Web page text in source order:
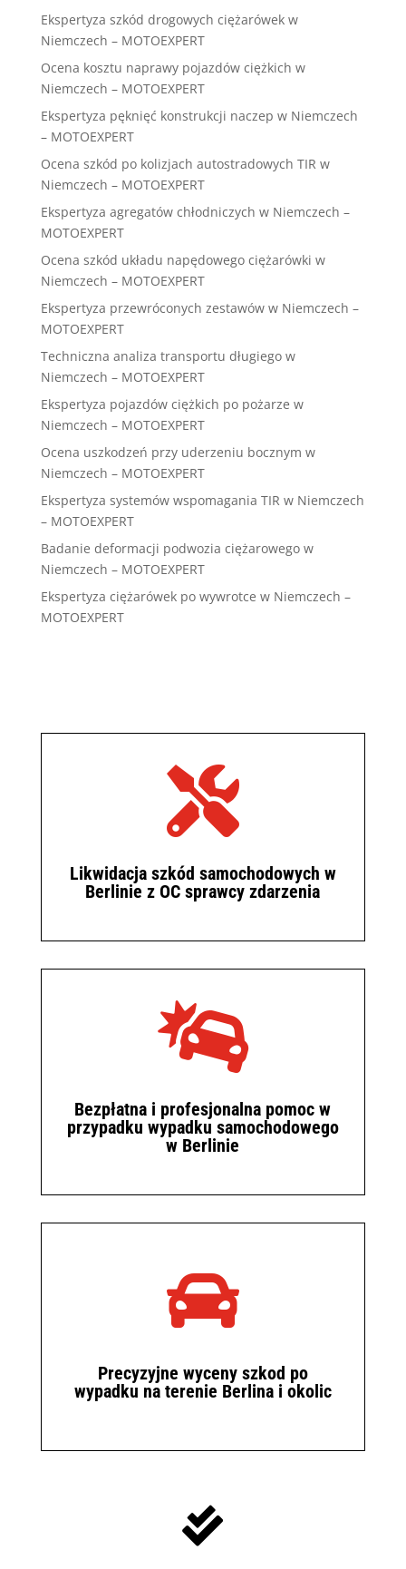
Ekspertyza szkód drogowych ciężarówek w
Niemczech – MOTOEXPERT
Ocena kosztu naprawy pojazdów ciężkich w
Niemczech – MOTOEXPERT
Ekspertyza pęknięć konstrukcji naczep w Niemczech
– MOTOEXPERT
Ocena szkód po kolizjach autostradowych TIR w
Niemczech – MOTOEXPERT
Ekspertyza agregatów chłodniczych w Niemczech –
MOTOEXPERT
Ocena szkód układu napędowego ciężarówki w
Niemczech – MOTOEXPERT
Ekspertyza przewróconych zestawów w Niemczech –
MOTOEXPERT
Techniczna analiza transportu długiego w
Niemczech – MOTOEXPERT
Ekspertyza pojazdów ciężkich po pożarze w
Niemczech – MOTOEXPERT
Ocena uszkodzeń przy uderzeniu bocznym w
Niemczech – MOTOEXPERT
Ekspertyza systemów wspomagania TIR w Niemczech
– MOTOEXPERT
Badanie deformacji podwozia ciężarowego w
Niemczech – MOTOEXPERT
Ekspertyza ciężarówek po wywrotce w Niemczech –
MOTOEXPERT

Likwidacja szkód samochodowych w
Berlinie z OC sprawcy zdarzenia

Bezpłatna i profesjonalna pomoc w
przypadku wypadku samochodowego
w Berlinie

Precyzyjne wyceny szkod po
wypadku na terenie Berlina i okolic
